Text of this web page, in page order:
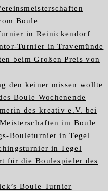
Boule
in Reinickendorf
Turnier in Travemünde
beim Großen Preis von
den keiner missen wollte
Boule Wochenende
des kreativ e.V. bei
im Boule
Bouleturnier in Tegel
in Tegel
für die Boulespieler des
Boule Turnier